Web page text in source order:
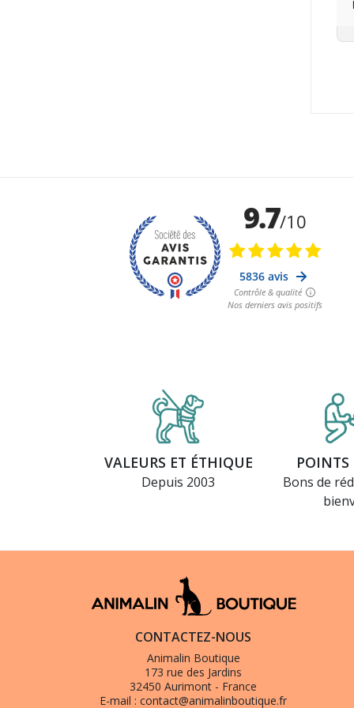
VALEURS ET ÉTHIQUE
Depuis 2003
POINTS
Bons de
CONTACTEZ-NOUS
Animalin Boutique
173 rue des Jardins
32450 Aurimont - France
E-mail : contact@animalinboutique.fr